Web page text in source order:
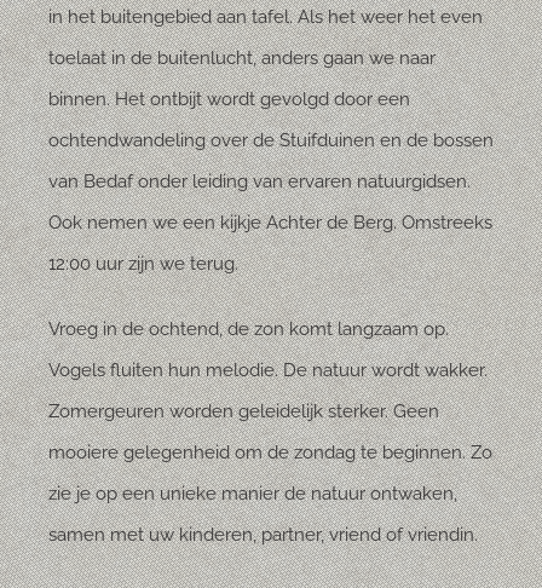
in het buitengebied aan tafel. Als het weer het even
toelaat in de buitenlucht, anders gaan we naar
binnen. Het ontbijt wordt gevolgd door een
ochtendwandeling over de Stuifduinen en de bossen
van Bedaf onder leiding van ervaren natuurgidsen.
Ook nemen we een kijkje Achter de Berg. Omstreeks
12:00 uur zijn we terug.
Vroeg in de ochtend, de zon komt langzaam op.
Vogels fluiten hun melodie. De natuur wordt wakker.
Zomergeuren worden geleidelijk sterker. Geen
mooiere gelegenheid om de zondag te beginnen. Zo
zie je op een unieke manier de natuur ontwaken,
samen met uw kinderen, partner, vriend of vriendin.